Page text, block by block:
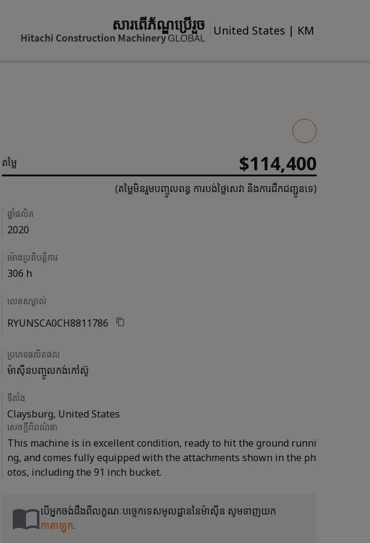
សារពើភ័ណ្ឌប្រើរួច United States | KM
តម្លៃ $114,400
(តម្លៃមិនរួមបញ្ចូលពន្ធ ការបង់ថ្លៃសេវា និងការដឹកជញ្ជូនទេ)
Details
ឆ្នាំផលិត
2020
ម៉ោងប្រតិបត្តិការ
306 h
លេខសម្គាល់
RYUNSCA0CH8811786
ប្រភេទផលិតផល
ម៉ាស៊ីនបញ្ចូលកង់កៅស៊ូ
ទីតាំង
Claysburg, United States
សេចក្តីពិពណ៌នា
This machine is in excellent condition, ready to hit the ground runni
ng, and comes fully equipped with the attachments shown in the ph
បើអ្នកចង់ដឹងពីលក្ខណៈបច្ចេកទេសមូលដ្ឋាននៃម៉ាស៊ីន សូមទាញយក
កាតាឡុក.